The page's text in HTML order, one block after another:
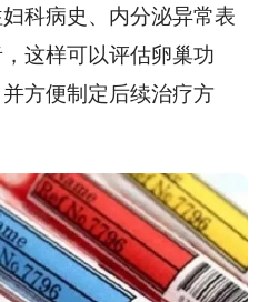
科病史、内分泌异常表
这样可以评估卵巢功
方便制定后续治疗方